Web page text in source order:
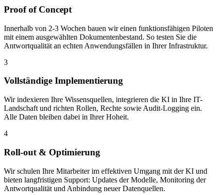
Proof of Concept
Innerhalb von 2-3 Wochen bauen wir einen funktionsfähigen Piloten
mit einem ausgewählten Dokumentenbestand. So testen Sie die
Antwortqualität an echten Anwendungsfällen in Ihrer Infrastruktur.
3
Vollständige Implementierung
Wir indexieren Ihre Wissensquellen, integrieren die KI in Ihre IT-
Landschaft und richten Rollen, Rechte sowie Audit-Logging ein.
Alle Daten bleiben dabei in Ihrer Hoheit.
4
Roll-out & Optimierung
Wir schulen Ihre Mitarbeiter im effektiven Umgang mit der KI und
bieten langfristigen Support: Updates der Modelle, Monitoring der
Antwortqualität und Anbindung neuer Datenquellen.